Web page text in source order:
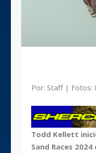
Por: Staff | Fotos:
Todd Kellett
Sand Races